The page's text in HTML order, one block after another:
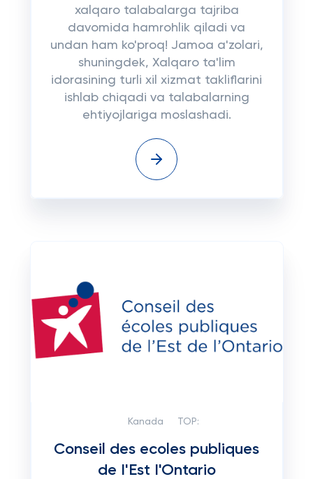
xalqaro talabalarga tajriba
davomida hamrohlik qiladi va
undan ham ko'proq! Jamoa a'zolari,
shuningdek, Xalqaro ta'lim
idorasining turli xil xizmat takliflarini
ishlab chiqadi va talabalarning
ehtiyojlariga moslashadi.
Kanada TOP:
Conseil des ecoles publiques
de I'Est I'Ontario